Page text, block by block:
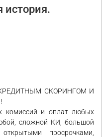
СКОРИНГОМ И
комиссий и оплат любых
сложной КИ, большой
просрочками,